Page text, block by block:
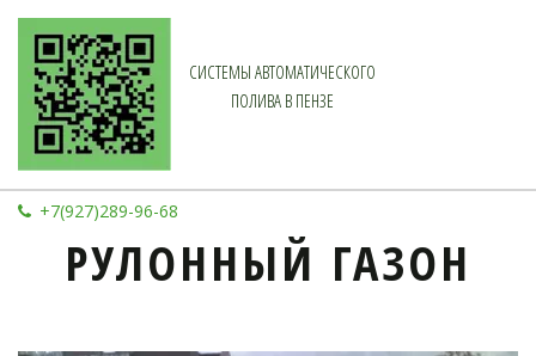
СИСТЕМЫ АВТОМАТИЧЕСКОГО
ПОЛИВА В ПЕНЗЕ
+7(927)289-96-68
РУЛОННЫЙ ГАЗОН